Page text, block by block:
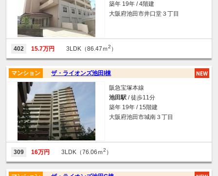
築年 19年 / 4階建
大阪府池田市井口堂３丁目
402 15.7万円 3LDK（86.47ｍ2 ）
ザ・ライオンズ池田I棟
マンション
阪急宝塚本線
池田駅 / 徒歩11分
築年 19年 / 15階建
大阪府池田市城南３丁目
309 16万円 3LDK（76.06ｍ2 ）